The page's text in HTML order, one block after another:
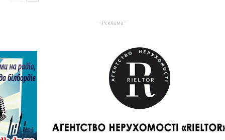
- Реклама -